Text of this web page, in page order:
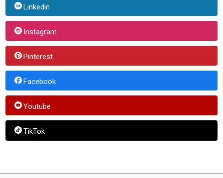
Linkedin
Instagram
Pinterest
Facebook
Youtube
TikTok